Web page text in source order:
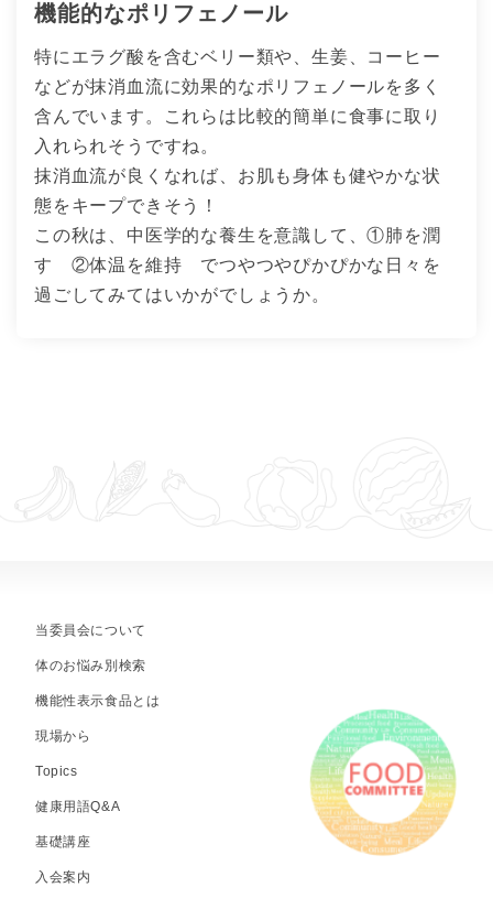
機能的なポリフェノール
特にエラグ酸を含むベリー類や、生姜、コーヒー
などが抹消血流に効果的なポリフェノールを多く
含んでいます。これらは比較的簡単に食事に取り
入れられそうですね。
抹消血流が良くなれば、お肌も身体も健やかな状
態をキープできそう！
この秋は、中医学的な養生を意識して、①肺を潤
す ②体温を維持 でつやつやぴかぴかな日々を
過ごしてみてはいかがでしょうか。
当委員会について
体のお悩み別検索
機能性表示食品とは
現場から
Topics
健康用語Q&A
基礎講座
入会案内